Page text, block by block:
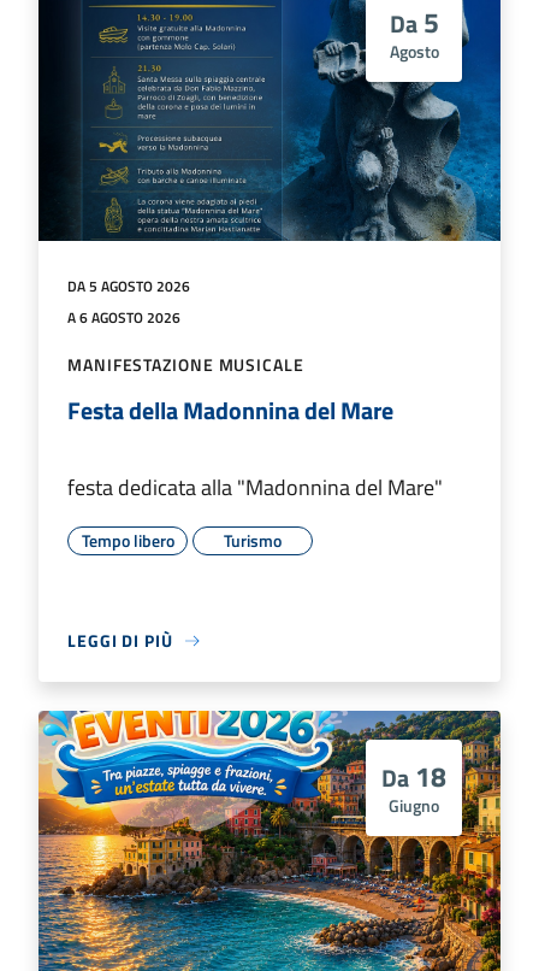
Da5
Agosto
DA 5 AGOSTO 2026
A 6 AGOSTO 2026
MANIFESTAZIONE MUSICALE
Festa della Madonnina del Mare
festa dedicata alla "Madonnina del Mare"
Tempo libero Turismo
LEGGI DI PIÙ
Da 18
Giugno